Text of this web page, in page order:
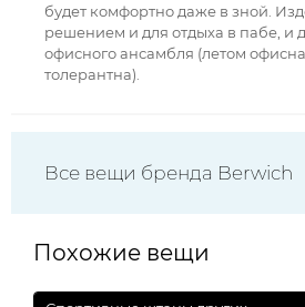
будет комфортно даже в зной.
решением и для отдыха в пабе, и
офисного ансамбля (летом
толерантна).
Все вещи бренда Berwich
Похожие вещи